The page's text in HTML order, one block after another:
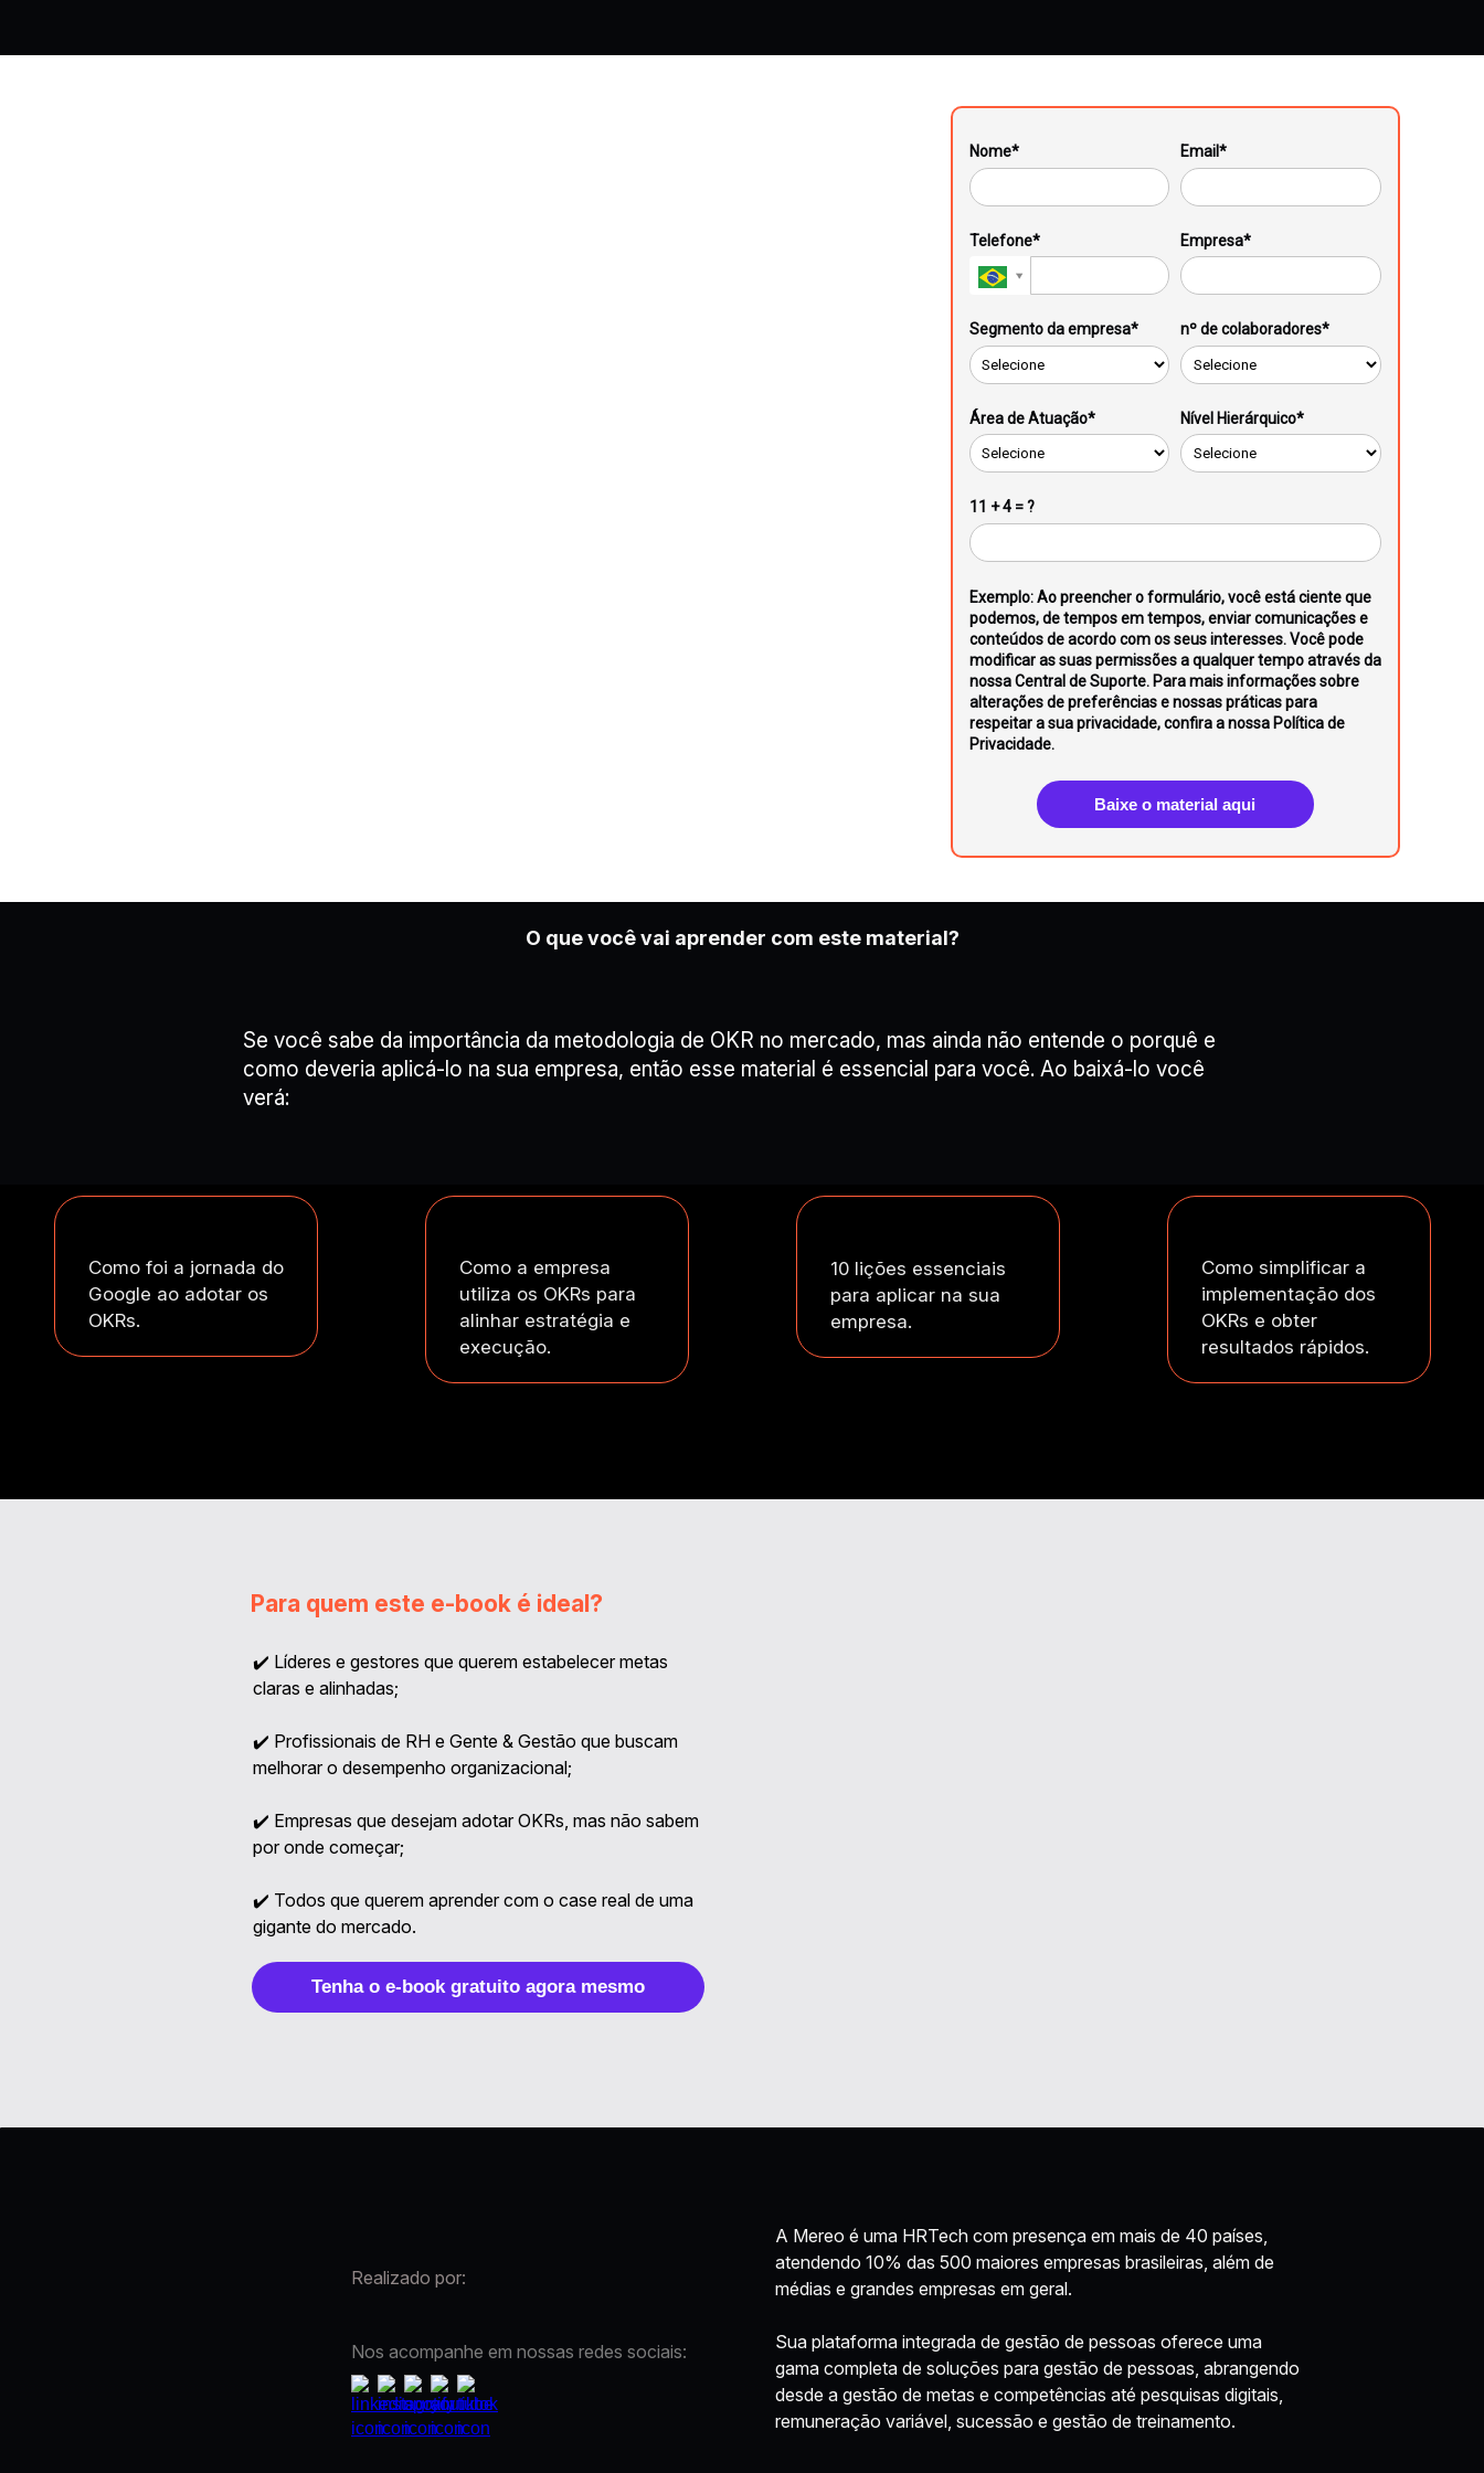
Nome* Email*
Telefone* Empresa*
Segmento da empresa* nº de colaboradores*
Área de Atuação* Nível Hierárquico*
11 + 4 = ?
Exemplo: Ao preencher o formulário, você está ciente que
podemos, de tempos em tempos, enviar comunicações e
conteúdos de acordo com os seus interesses. Você pode
modificar as suas permissões a qualquer tempo através da
nossa Central de Suporte. Para mais informações sobre
alterações de preferências e nossas práticas para
respeitar a sua privacidade, confira a nossa Política de
Privacidade.
Baixe o material aqui
O que você vai aprender com este material?
Se você sabe da importância da metodologia de OKR no mercado, mas ainda não entende o porquê e
como deveria aplicá-lo na sua empresa, então esse material é essencial para você. Ao baixá-lo você
verá:
Como foi a jornada do
Google ao adotar os
OKRs.
Como a empresa
utiliza os OKRs para
alinhar estratégia e
execução.
10 lições essenciais
para aplicar na sua
empresa.
Como simplificar a
implementação dos
OKRs e obter
resultados rápidos.
Para quem este e-book é ideal?
✔️ Líderes e gestores que querem estabelecer metas
claras e alinhadas;
✔️ Profissionais de RH e Gente & Gestão que buscam
melhorar o desempenho organizacional;
✔️ Empresas que desejam adotar OKRs, mas não sabem
por onde começar;
✔️ Todos que querem aprender com o case real de uma
gigante do mercado.
Tenha o e-book gratuito agora mesmo
Realizado por:
Nos acompanhe em nossas redes sociais:
A Mereo é uma HRTech com presença em mais de 40 países,
atendendo 10% das 500 maiores empresas brasileiras, além de
médias e grandes empresas em geral.
Sua plataforma integrada de gestão de pessoas oferece uma
gama completa de soluções para gestão de pessoas, abrangendo
desde a gestão de metas e competências até pesquisas digitais,
remuneração variável, sucessão e gestão de treinamento.